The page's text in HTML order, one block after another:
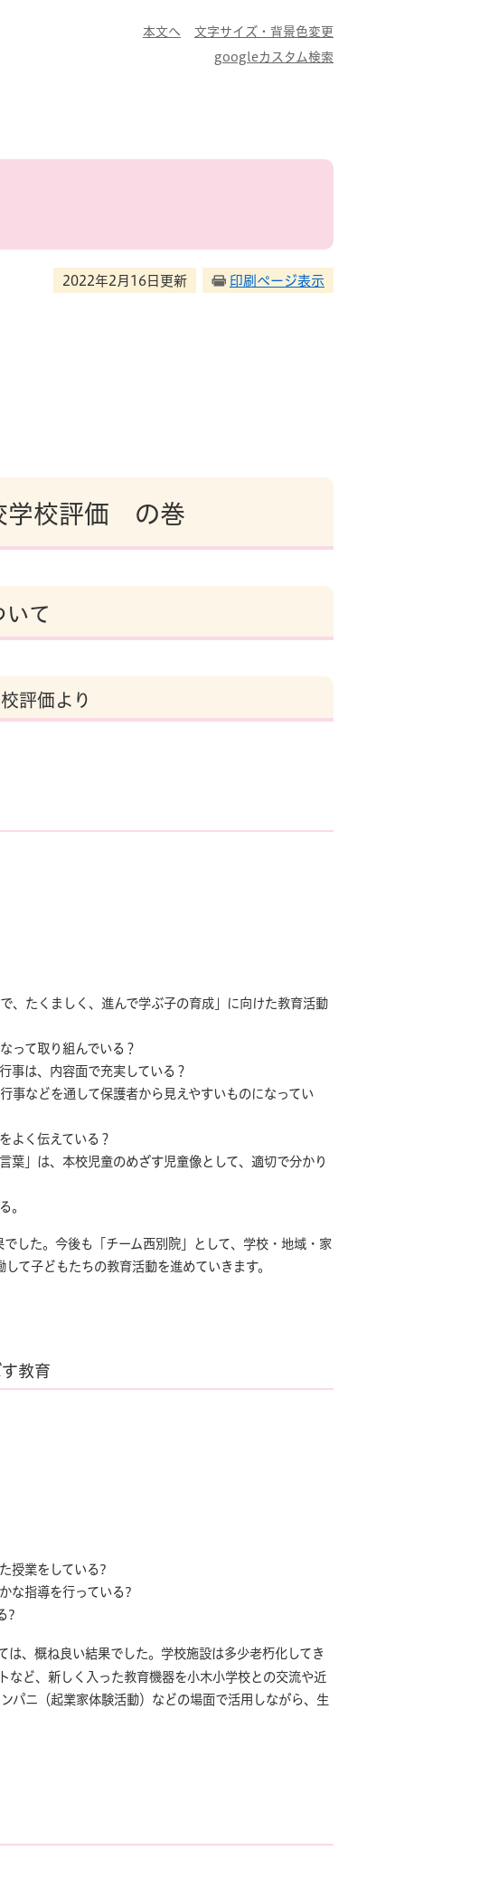
本文へ
文字サイズ・背景色変更
googleカスタム検索
2022年2月16日更新 印刷ページ表示
学校評価 の巻
て
評価より
たくましく、進んで学ぶ子の育成」に向けた教育活動
って取り組んでいる？
事は、内容面で充実している？
などを通して保護者から見えやすいものになってい
よく伝えている？
」は、本校児童のめざす児童像として、適切で分かり
る。
した。今後も「チーム西別院」として、学校・地域・家
て子どもたちの教育活動を進めていきます。
教育
授業をしている?
な指導を行っている?
?
は、概ね良い結果でした。学校施設は多少老朽化してき
など、新しく入った教育機器を小木小学校との交流や近
パニ（起業家体験活動）などの場面で活用しながら、生